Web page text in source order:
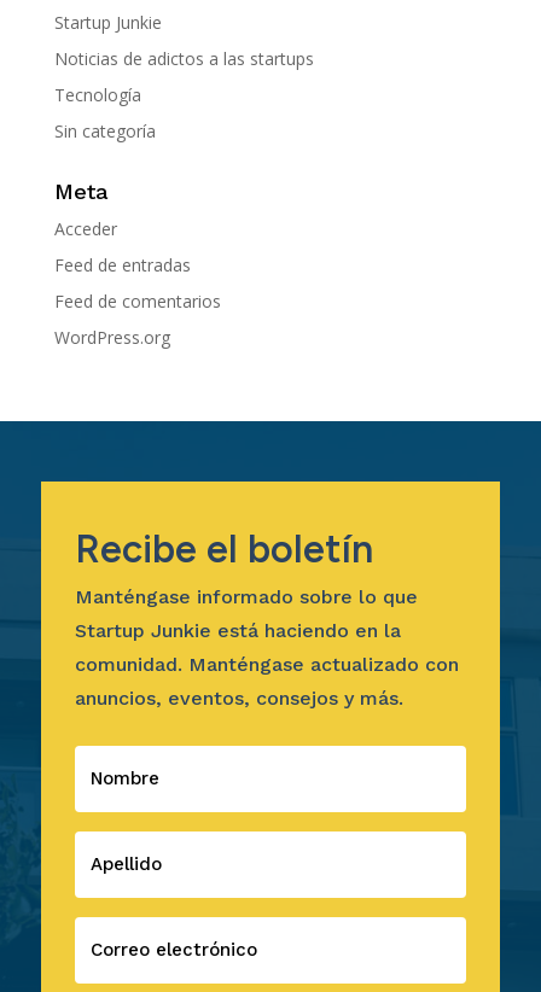
Startup Junkie
Noticias de adictos a las startups
Tecnología
Sin categoría
Meta
Acceder
Feed de entradas
Feed de comentarios
WordPress.org
Recibe el boletín
Manténgase informado sobre lo que
Startup Junkie está haciendo en la
comunidad. Manténgase actualizado con
anuncios, eventos, consejos y más.